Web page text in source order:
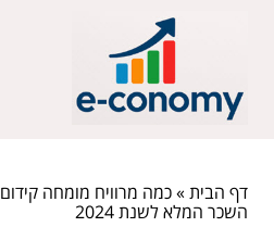
דף הבית»
השכר המלא לשנת 2024